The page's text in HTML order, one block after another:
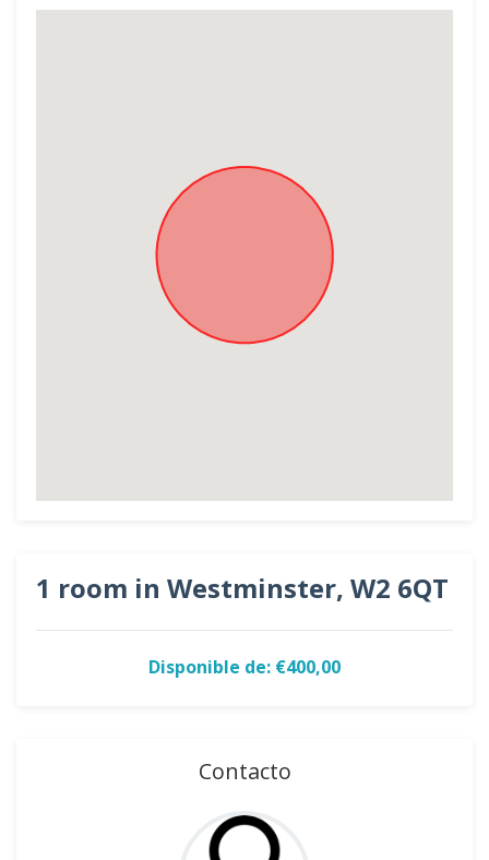
1 room in Westminster, W2 6QT
Disponible de: €400,00
Contacto